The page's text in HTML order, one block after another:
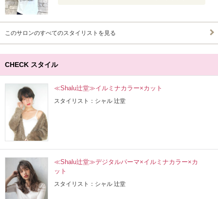
このサロンのすべてのスタイリストを見る
CHECK スタイル
≪Shalu辻堂≫イルミナカラー×カット
スタイリスト：シャル 辻堂
≪Shalu辻堂≫デジタルパーマ×イルミナカラー×カ
ット
スタイリスト：シャル 辻堂